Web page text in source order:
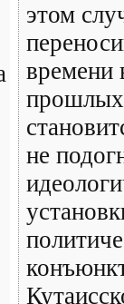
этом
времени
не